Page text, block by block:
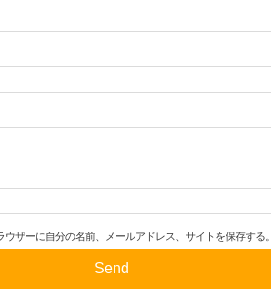
ザーに自分の名前、メールアドレス、サイトを保存する。